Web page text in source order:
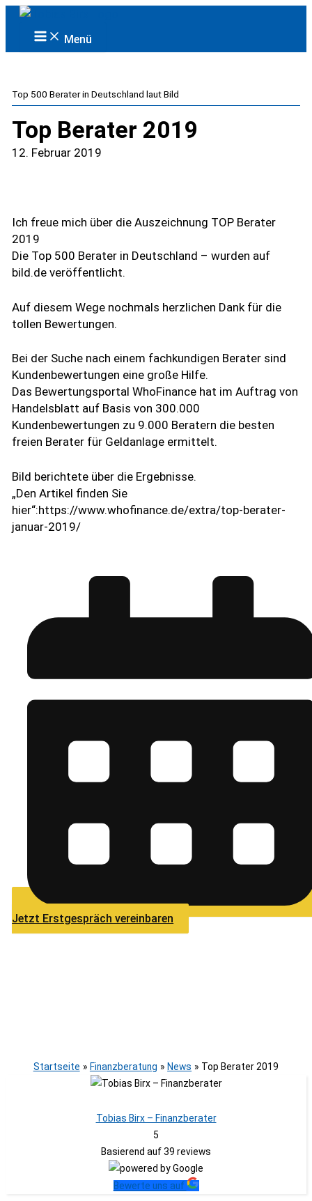
Zum
InhaltMain
Menu Menü
Top 500 Berater in Deutschland laut Bild
Top Berater 2019
12. Februar 2019
Ich freue mich über die Auszeichnung TOP Berater
2019
Die Top 500 Berater in Deutschland – wurden auf
bild.de veröffentlicht.
Auf diesem Wege nochmals herzlichen Dank für die
tollen Bewertungen.
Bei der Suche nach einem fachkundigen Berater sind
Kundenbewertungen eine große Hilfe.
Das Bewertungsportal WhoFinance hat im Auftrag von
Handelsblatt auf Basis von 300.000
Kundenbewertungen zu 9.000 Beratern die besten
freien Berater für Geldanlage ermittelt.
Bild berichtete über die Ergebnisse.
„Den Artikel finden Sie
hier“:https://www.whofinance.de/extra/top-berater-
januar-2019/
Jetzt Erstgespräch vereinbaren
Startseite Finanzberatung News Top Berater 2019
Tobias Birx – Finanzberater
5
Basierend auf39 reviews
Bewerte uns auf